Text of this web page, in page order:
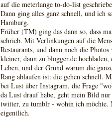
auf die meterlange to-do-list
Dann ging alles ganz schnell, und ich
Hamburg.
Früher (TM) ging das dann so, dass
schrieb. Mit Verlinkungen auf die
Restaurants, und dann noch die
kleiner, dann zu blogger.de
Leben, und der Grund warum die
Rang ablaufen ist: die gehen schnell.
bei Lust über Instagram, die Frage
da Lust drauf habe, geht mein Bild
twitter, zu tumblr - wohin ich möchte.
eigentlich.